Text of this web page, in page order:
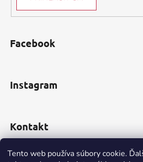
Tento web používa súbory cookie.
Facebook
Instagram
Kontakt
obchod@incomp.sk